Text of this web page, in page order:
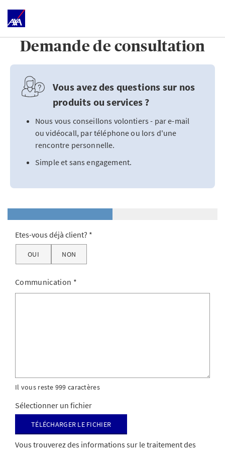
Demande de consultation
Vous avez des questions sur nos
produits ou services ?
Nous vous conseillons volontiers - par e-mail
ou vidéocall, par téléphone ou lors d'une
rencontre personnelle.
Simple et sans engagement.
Etes-vous déjà client?
OUI NON
Communication *
Il vous reste 999 caractères
Sélectionner un fichier
Télécharger le fichier
Vous trouverez des informations sur le traitement des